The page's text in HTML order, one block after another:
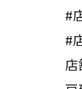
#
#